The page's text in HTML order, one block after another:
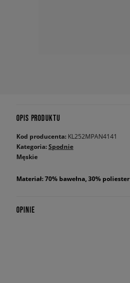
OPIS PRODUKTU
Kod producenta: KL252MPAN4141
Kategoria:Spodnie
Męskie
Materiał: 70% bawełna, 30% poliester
OPINIE